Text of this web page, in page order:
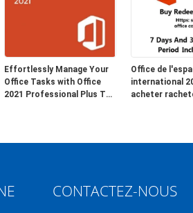
Effortlessly Manage Your
Office Tasks with Office
2021 Professional Plus The
Office de
international
acheter
CONTACTEZ-NOUS